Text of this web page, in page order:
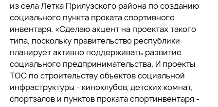
из села Летка Прилузского района по созданию
социального пункта проката спортивного
инвентаря. «Сделаю акцент на проектах такого
типа, поскольку правительство республики
планирует активно поддерживать развитие
социального предпринимательства. И проекты
ТОС по строительству объектов социальной
инфраструктуры - киноклубов, детских комнат,
спортзалов и пунктов проката спортинвентаря -